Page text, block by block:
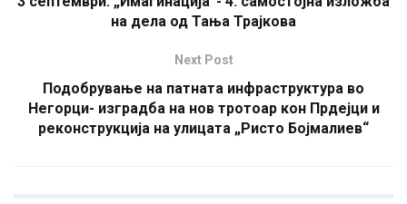
на дела од Тања Трајкова
Next Post
Подобрување на патната инфраструктура во
Негорци- изградба на нов тротоар кон Прдејци и
реконструкција на улицата „Ристо Бојмалиев“